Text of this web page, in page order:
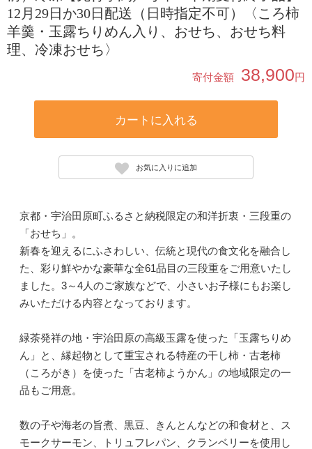
12月29日か30日配送（日時指定不可）〈ころ柿
羊羹・玉露ちりめん入り、おせち、おせち料
理、冷凍おせち〉
寄付金額 38,900円
カートに入れる
お気に入りに追加
京都・宇治田原町ふるさと納税限定の和洋折衷・三段重の
「おせち」。
新春を迎えるにふさわしい、伝統と現代の食文化を融合し
た、彩り鮮やかな豪華な全61品目の三段重をご用意いたし
ました。3～4人のご家族などで、小さいお子様にもお楽し
みいただける内容となっております。
緑茶発祥の地・宇治田原の高級玉露を使った「玉露ちりめ
ん」と、縁起物として重宝される特産の干し柿・古老柿
（ころがき）を使った「古老柿ようかん」の地域限定の一
品もご用意。
数の子や海老の旨煮、黒豆、きんとんなどの和食材と、ス
モークサーモン、トリュフレパン、クランベリーを使用し